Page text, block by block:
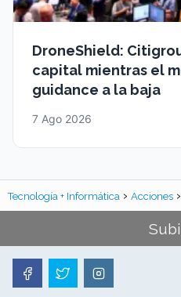
DroneShield:
capital mientras el
guidance a la baja
7 Ago 2026
Tecnología + Informática Acciones